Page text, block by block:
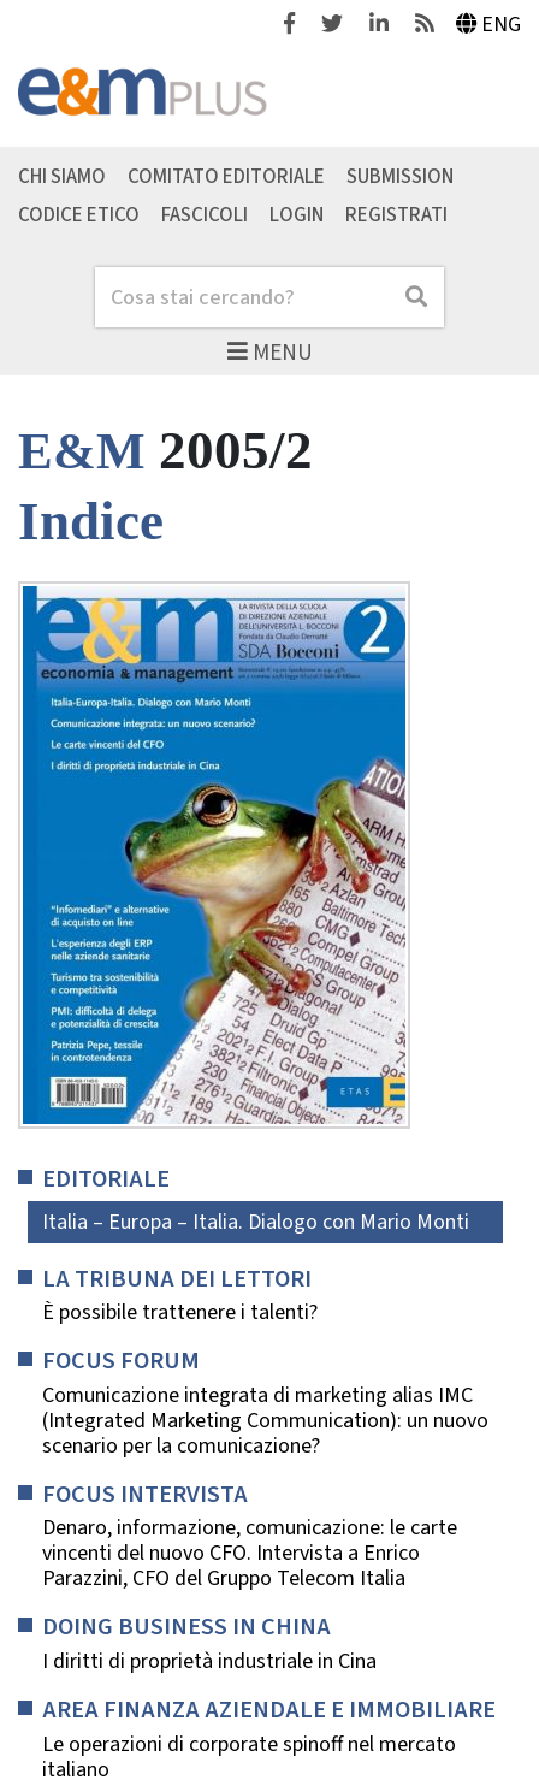
FacebookTwitterLinkedinFeeds ENG
MENU
Cerca Cerca
CHI SIAMO COMITATO EDITORIALE
SUBMISSION
CODICE ETICO
FASCICOLI LOGIN REGISTRATI
E&M 2005/2
Indice
EDITORIALE
Italia – Europa – Italia. Dialogo con Mario Monti
LA TRIBUNA DEI LETTORI
È possibile trattenere i talenti?
FOCUS FORUM
Comunicazione integrata di marketing alias IMC
(Integrated Marketing Communication): un nuovo
scenario per la comunicazione?
FOCUS INTERVISTA
Denaro, informazione, comunicazione: le carte
vincenti del nuovo CFO. Intervista a Enrico
Parazzini, CFO del Gruppo Telecom Italia
DOING BUSINESS IN CHINA
I diritti di proprietà industriale in Cina
AREA FINANZA AZIENDALE E IMMOBILIARE
Le operazioni di corporate spinoff nel mercato
italiano